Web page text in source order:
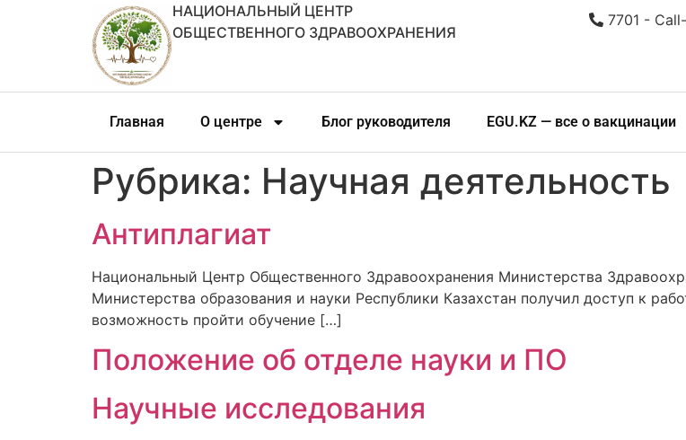
НАЦИОНАЛЬНЫЙ ЦЕНТР
ОБЩЕСТВЕННОГО ЗДРАВООХРАНЕНИЯ
7701 -
Главная О центре Блог руководителя EGU.KZ — все о вакцинации
Рубрика: Научная деятельность
Антиплагиат
Национальный Центр Общественного Здравоохранения Министерства
Министерства образования и науки Республики Казахстан получил доступ к
возможность пройти обучение […]
Положение об отделе науки и ПО
Научные исследования